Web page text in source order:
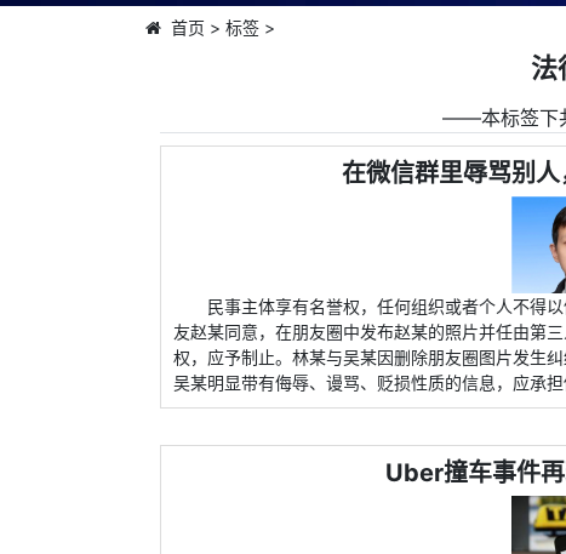
首页 > 标签>
法
――本标签下
在微信群里辱骂别
民事主体享有名誉权，任何组织或者个人不得
友赵某同意，在朋友圈中发布赵某的照片并任由第
权，应予制止。林某与吴某因删除朋友圈图片发生
吴某明显带有侮辱、谩骂、贬损性质的信息，应承担
Uber撞车事件